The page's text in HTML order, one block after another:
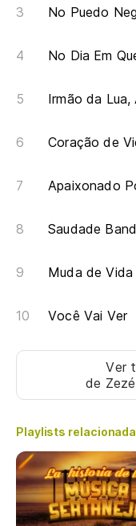
No Puedo
No Dia Em
Irmão da Lua,
Coração de
Apaixonado
Saudade
Muda de Vida
Você Vai Ver
Ver
de
Playlists